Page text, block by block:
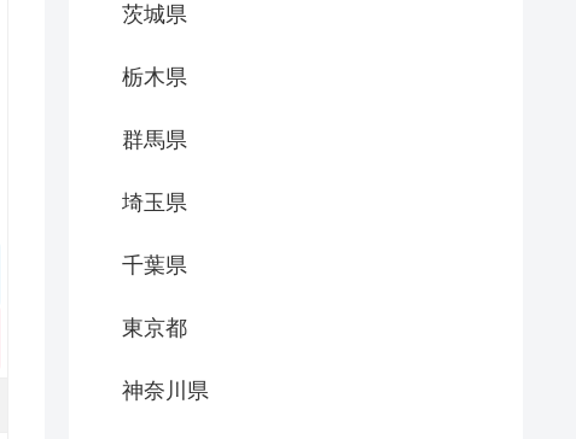
茨城県
栃木県
群馬県
埼玉県
千葉県
東京都
神奈川県